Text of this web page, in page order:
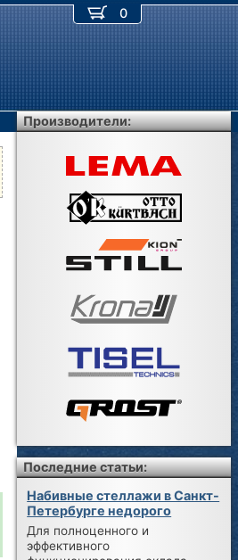
0
Производители:
Последние статьи:
Набивные стеллажи в Санкт-
Петербурге недорого
Для полноценного и
эффективного